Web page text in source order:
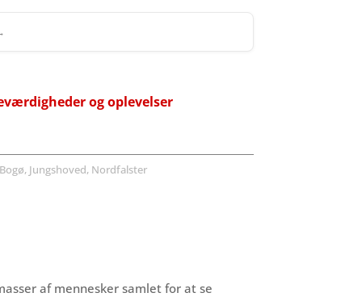
og oplevelser
Jungshoved, Nordfalster
af mennesker samlet for at se